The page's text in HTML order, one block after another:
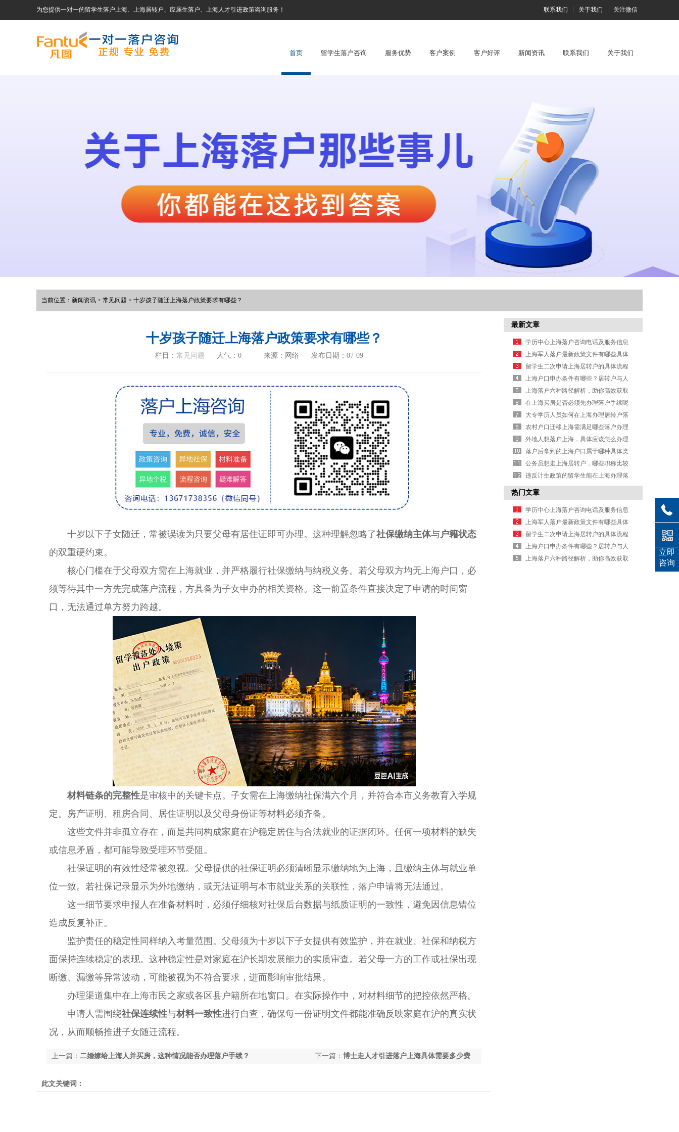
为您提供一对一的留学生落户上海、上海居转户、应届生落户、上海人才引进政策咨询服务！ 联系我们 关于我们 关注微信
首页 留学生落户咨询 服务优势 客户案例 客户好评 新闻资讯 联系我们 关于我们
当前位置： 新闻资讯 > 常见问题 > 十岁孩子随迁上海落户政策要求有哪些？
十岁孩子随迁上海落户政策要求有哪些？
栏目： 常见问题 人气： 0 来源：网络 发布日期：07-09
十岁以下子女随迁，常被误读为只要父母有居住证即可办理。这种理解忽略了社保缴纳主体与户籍状态
的双重硬约束。
核心门槛在于父母双方需在上海就业，并严格履行社保缴纳与纳税义务。若父母双方均无上海户口，必
须等待其中一方先完成落户流程，方具备为子女申办的相关资格。这一前置条件直接决定了申请的时间窗
口，无法通过单方努力跨越。
材料链条的完整性是审核中的关键卡点。子女需在上海缴纳社保满六个月，并符合本市义务教育入学规
定。房产证明、租房合同、居住证明以及父母身份证等材料必须齐备。
这些文件并非孤立存在，而是共同构成家庭在沪稳定居住与合法就业的证据闭环。任何一项材料的缺失
或信息矛盾，都可能导致受理环节受阻。
社保证明的有效性经常被忽视。父母提供的社保证明必须清晰显示缴纳地为上海，且缴纳主体与就业单
位一致。若社保记录显示为外地缴纳，或无法证明与本市就业关系的关联性，落户申请将无法通过。
这一细节要求申报人在准备材料时，必须仔细核对社保后台数据与纸质证明的一致性，避免因信息错位
造成反复补正。
监护责任的稳定性同样纳入考量范围。父母须为十岁以下子女提供有效监护，并在就业、社保和纳税方
面保持连续稳定的表现。这种稳定性是对家庭在沪长期发展能力的实质审查。若父母一方的工作或社保出现
断缴、漏缴等异常波动，可能被视为不符合要求，进而影响审批结果。
办理渠道集中在上海市民之家或各区县户籍所在地窗口。在实际操作中，对材料细节的把控依然严格。
申请人需围绕社保连续性与材料一致性进行自查，确保每一份证明文件都能准确反映家庭在沪的真实状
况，从而顺畅推进子女随迁流程。
下一篇： 博士走人才引进落户上海具体需要多少费
上一篇： 二婚嫁给上海人并买房，这种情况能否办理落户手续？
此文关键词：
最新文章
学历中心上海落户咨询电话及服务信息
上海军人落户最新政策文件有哪些具体
规定要求
留学生二次申请上海居转户的具体流程
是什么
上海户口申办条件有哪些？居转户与人
才引进要求详解
上海落户六种路径解析，助你高效获取
户口办理信息
在上海买房是否必须先办理落户手续呢
大专学历人员如何在上海办理居转户落
户申请？
农村户口迁移上海需满足哪些落户办理
条件？
外地人想落户上海，具体应该怎么办理
手续？
落户后拿到的上海户口属于哪种具体类
型呢？
公务员想走上海居转户，哪些职称比较
好考且容易落户？
违反计生政策的留学生能在上海办理落
户吗
热门文章
学历中心上海落户咨询电话及服务信息
上海军人落户最新政策文件有哪些具体
规定要求
留学生二次申请上海居转户的具体流程
是什么
上海户口申办条件有哪些？居转户与人
才引进要求详解
上海落户六种路径解析，助你高效获取
立即
咨询